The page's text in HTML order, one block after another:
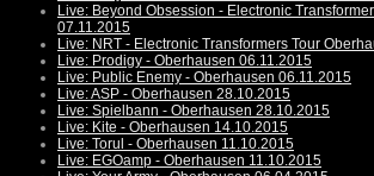
Live: Beyond Obsession - Electronic
07.11.2015
Live: NRT - Electronic Transformers Tour
Live: Prodigy - Oberhausen 06.11.2015
Live: Public Enemy - Oberhausen 06.11.2015
Live: ASP - Oberhausen 28.10.2015
Live: Spielbann - Oberhausen 28.10.2015
Live: Kite - Oberhausen 14.10.2015
Live: Torul - Oberhausen 11.10.2015
Live: EGOamp - Oberhausen 11.10.2015